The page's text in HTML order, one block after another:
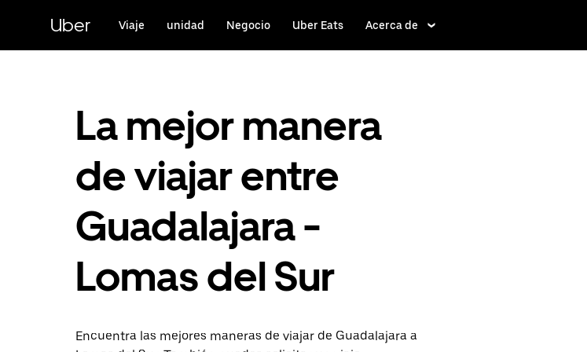
contenido
principal
Uber Viaje unidad Negocio Uber Eats Acerca de
La mejor manera
de viajar entre
Guadalajara -
Lomas del Sur
Encuentra las mejores maneras de viajar de Guadalajara a